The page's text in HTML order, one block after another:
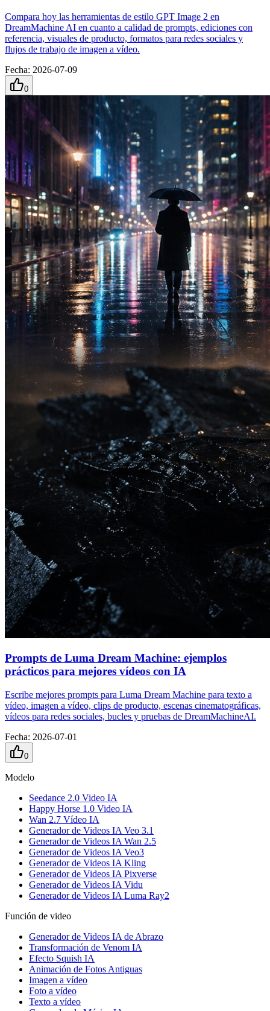
Compara hoy las herramientas de estilo GPT Image 2 en
DreamMachine AI en cuanto a calidad de prompts, ediciones con
referencia, visuales de producto, formatos para redes sociales y
flujos de trabajo de imagen a vídeo.
Fecha: 2026-07-09
0
Prompts de Luma Dream Machine: ejemplos
prácticos para mejores vídeos con IA
Escribe mejores prompts para Luma Dream Machine para texto a
vídeo, imagen a vídeo, clips de producto, escenas cinematográficas,
vídeos para redes sociales, bucles y pruebas de DreamMachineAI.
Fecha: 2026-07-01
0
Modelo
Seedance 2.0 Video IA
Happy Horse 1.0 Video IA
Wan 2.7 Vídeo IA
Generador de Videos IA Veo 3.1
Generador de Videos IA Wan 2.5
Generador de Videos IA Veo3
Generador de Videos IA Kling
Generador de Videos IA Pixverse
Generador de Videos IA Vidu
Generador de Videos IA Luma Ray2
Función de video
Generador de Videos IA de Abrazo
Transformación de Venom IA
Efecto Squish IA
Animación de Fotos Antiguas
Imagen a vídeo
Foto a vídeo
Texto a vídeo